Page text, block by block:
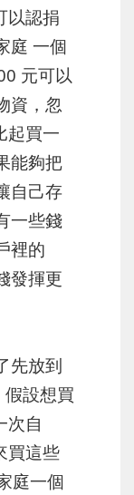
以認捐
庭 一個
元可以
資，忽
起買一
能夠把
自己存
一些錢
裡的
發揮更
先放到
設想買
次自
買這些
庭一個